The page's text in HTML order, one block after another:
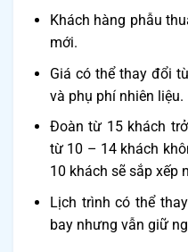
Khách hàng phẫu
mới.
Giá có thể thay đổi
và phụ phí nhiên liệu.
Đoàn từ 15 khách
từ 10 – 14 khách
10 khách sẽ sắp xếp
Lịch trình có thể
bay nhưng vẫn giữ